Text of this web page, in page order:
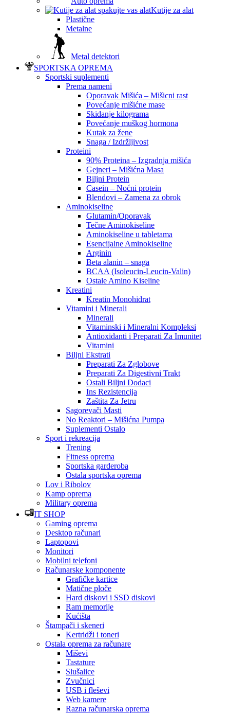
Kutije za alat
Plastične
Metalne
Metal detektori
SPORTSKA OPREMA
Sportski suplementi
Prema nameni
Oporavak Mišića – Mišicni rast
Povećanje mišićne mase
Skidanje kilograma
Povećanje muškog hormona
Kutak za žene
Snaga / Izdržljivost
Proteini
90% Proteina – Izgradnja mišića
Gejneri – Mišićna Masa
Biljni Protein
Casein – Noćni protein
Blendovi – Zamena za obrok
Aminokiseline
Glutamin/Oporavak
Tečne Aminokiseline
Aminokiseline u tabletama
Esencijalne Aminokiseline
Arginin
Beta alanin – snaga
BCAA (Isoleucin-Leucin-Valin)
Ostale Amino Kiseline
Kreatini
Kreatin Monohidrat
Vitamini i Minerali
Minerali
Vitaminski i Mineralni Kompleksi
Antioxidanti i Preparati Za Imunitet
Vitamini
Biljni Ekstrati
Preparati Za Zglobove
Preparati Za Digestivni Trakt
Ostali Biljni Dodaci
Ins Rezistencija
Zaštita Za Jetru
Sagorevači Masti
No Reaktori – Mišićna Pumpa
Suplementi Ostalo
Sport i rekreacija
Trening
Fitness oprema
Sportska garderoba
Ostala sportska oprema
Lov i Ribolov
Kamp oprema
Military oprema
IT SHOP
Gaming oprema
Desktop računari
Laptopovi
Monitori
Mobilni telefoni
Računarske komponente
Grafičke kartice
Matične ploče
Hard diskovi i SSD diskovi
Ram memorije
Kućišta
Štampači i skeneri
Kertridži i toneri
Ostala oprema za računare
Miševi
Tastature
Slušalice
Zvučnici
USB i fleševi
Web kamere
Razna računarska oprema